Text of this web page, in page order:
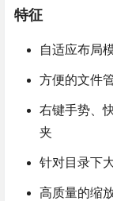
特征
自适应布局
方便的文件
右键手势、
夹
针对目录下
高质量的缩